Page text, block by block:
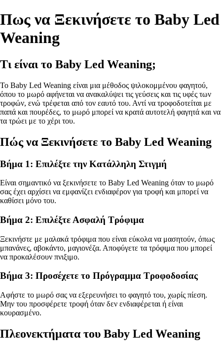
Πως να Ξεκινήσετε το Baby Led
Weaning
Τι είναι το Baby Led Weaning;
Το Baby Led Weaning είναι μια μέθοδος ψιλοκομμένου φαγητού,
όπου το μωρό αφήνεται να ανακαλύψει τις γεύσεις και τις υφές των
τροφών, ενώ τρέφεται από τον εαυτό του. Αντί να τροφοδοτείται με
παπά και πουρέδες, το μωρό μπορεί να κρατά αυτοτελή φαγητά και να
τα τρώει με το χέρι του.
Πώς να Ξεκινήσετε το Baby Led Weaning
Βήμα 1: Επιλέξτε την Κατάλληλη Στιγμή
Είναι σημαντικό να ξεκινήσετε το Baby Led Weaning όταν το μωρό
σας έχει αρχίσει να εμφανίζει ενδιαφέρον για τροφή και μπορεί να
καθίσει μόνο του.
Βήμα 2: Επιλέξτε Ασφαλή Τρόφιμα
Ξεκινήστε με μαλακά τρόφιμα που είναι εύκολα να μασητούν, όπως
μπανάνες, αβοκάντο, μαγιονέζα. Αποφύγετε τα τρόφιμα που μπορεί
να προκαλέσουν πνιξιμο.
Βήμα 3: Προσέχετε το Πρόγραμμα Τροφοδοσίας
Αφήστε το μωρό σας να εξερευνήσει το φαγητό του, χωρίς πίεση.
Μην του προσφέρετε τροφή όταν δεν ενδιαφέρεται ή είναι
κουρασμένο.
Πλεονεκτήματα του Baby Led Weaning